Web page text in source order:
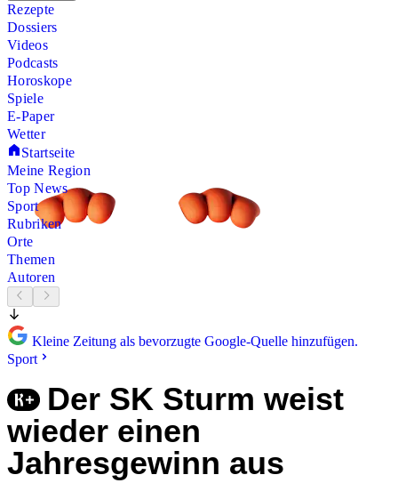
Rezepte
Dossiers
Videos
Podcasts
Horoskope
Spiele
E-Paper
Wetter
Startseite
Meine Region
Top News
Sport
Rubriken
Orte
Themen
Autoren
Kleine Zeitung als bevorzugte Google-Quelle hinzufügen.
Sport
Der SK Sturm weist
wieder einen
Jahresgewinn aus